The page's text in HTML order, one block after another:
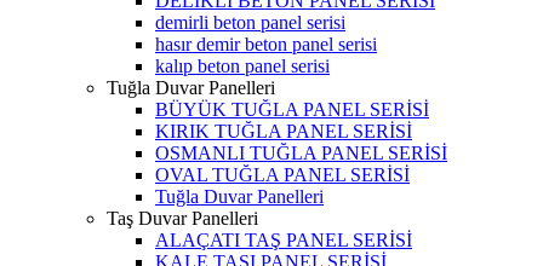
demirli beton panel serisi
hasır demir beton panel serisi
kalıp beton panel serisi
Tuğla Duvar Panelleri
BÜYÜK TUĞLA PANEL SERİSİ
KIRIK TUĞLA PANEL SERİSİ
OSMANLI TUĞLA PANEL SERİSİ
OVAL TUĞLA PANEL SERİSİ
Tuğla Duvar Panelleri
Taş Duvar Panelleri
ALAÇATI TAŞ PANEL SERİSİ